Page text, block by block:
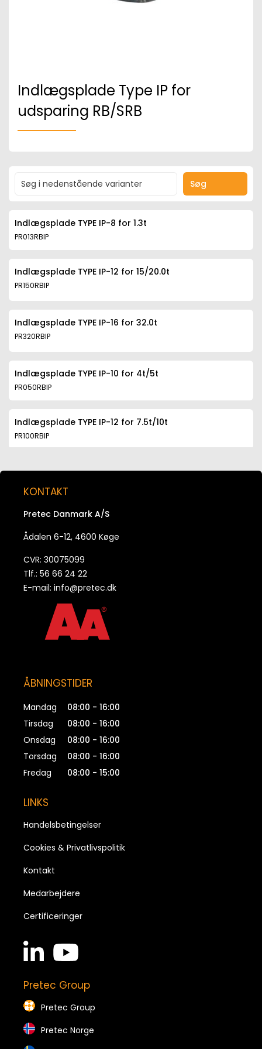
Indlægsplade Type IP for
udsparing RB/SRB
Søg
Indlægsplade TYPE IP-8 for 1.3t
PR013RBIP
Indlægsplade TYPE IP-12 for 15/20.0t
PR150RBIP
Indlægsplade TYPE IP-16 for 32.0t
PR320RBIP
Indlægsplade TYPE IP-10 for 4t/5t
PR050RBIP
Indlægsplade TYPE IP-12 for 7.5t/10t
PR100RBIP
Indlægsplade TYPE IP-10 for 2.5t
KONTAKT
Pretec Danmark A/S
Ådalen 6-12, 4600 Køge
CVR: 30075099
Tlf.: 56 66 24 22
E-mail: info@pretec.dk
ÅBNINGSTIDER
Mandag
08:00 - 16:00
Tirsdag
08:00 - 16:00
Onsdag
08:00 - 16:00
Torsdag
08:00 - 16:00
Fredag
08:00 - 15:00
LINKS
Handelsbetingelser
Cookies & Privatlivspolitik
Kontakt
Medarbejdere
Certificeringer
linkedin
in
Pretec Group
Pretec Group
Pretec Norge